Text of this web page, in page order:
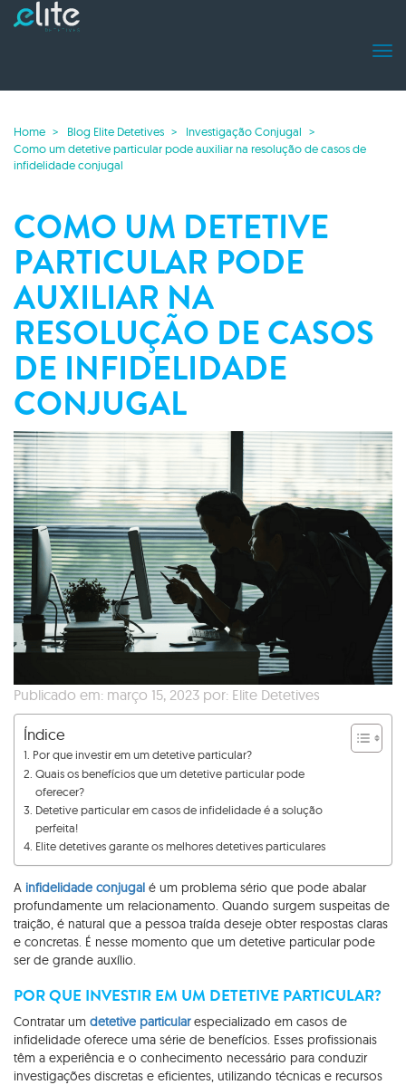
Home Blog Elite Detetives
Investigação Conjugal
Como um detetive particular pode auxiliar na resolução de casos de
infidelidade conjugal
COMO UM DETETIVE
PARTICULAR PODE
AUXILIAR NA
RESOLUÇÃO DE CASOS
DE INFIDELIDADE
CONJUGAL
Publicado em: março 15, 2023 por: Elite Detetives
Índice
Por que investir em um detetive particular?
Quais os benefícios que um detetive particular pode
oferecer?
Detetive particular em casos de infidelidade é a solução
perfeita!
Elite detetives garante os melhores detetives particulares
A infidelidade conjugal é um problema sério que pode abalar
profundamente um relacionamento. Quando surgem suspeitas de
traição, é natural que a pessoa traída deseje obter respostas claras
e concretas. É nesse momento que um detetive particular pode
ser de grande auxílio.
POR QUE INVESTIR EM UM DETETIVE PARTICULAR?
Contratar um detetive particularespecializado em casos de
infidelidade oferece uma série de benefícios. Esses profissionais
têm a experiência e o conhecimento necessário para conduzir
investigações discretas e eficientes, utilizando técnicas e recursos